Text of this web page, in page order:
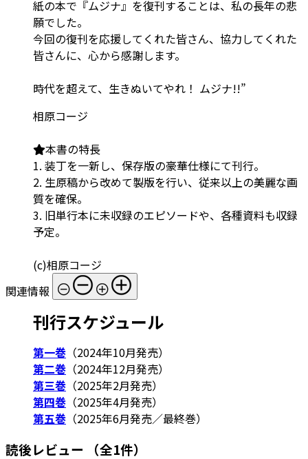
紙の本で『ムジナ』を復刊することは、私の長年の悲
願でした。
今回の復刊を応援してくれた皆さん、協力してくれた
皆さんに、心から感謝します。
時代を超えて、生きぬいてやれ！ ムジナ!!”
相原コージ
本書の特長
1. 装丁を一新し、保存版の豪華仕様にて刊行。
2. 生原稿から改めて製版を行い、従来以上の美麗な画
質を確保。
3. 旧単行本に未収録のエピソードや、各種資料も収録
予定。
(c)相原コージ
関連情報
刊行スケジュール
第一巻 （2024年10月発売）
第二巻 （2024年12月発売）
第三巻 （2025年2月発売）
第四巻 （2025年4月発売）
第五巻 （2025年6月発売／最終巻）
読後レビュー （全1件）